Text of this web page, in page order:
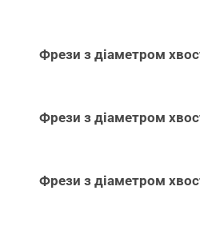
Фрези з діаметром
Фрези з діаметром
Фрези з діаметром